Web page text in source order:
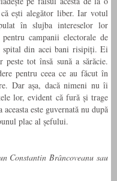
ești alegător liber. Iar votul
în slujba intereselor lor
campanii electorale de
spital din acei bani risipiți. Ei
tot însă sună a sărăcie.
pentru ceea ce au făcut în
Dar așa, dacă nimeni nu îi
lor, evident că fură și trage
este guver­nată nu după
plac al șefului.
Con­stantin Brâncoveanu sau